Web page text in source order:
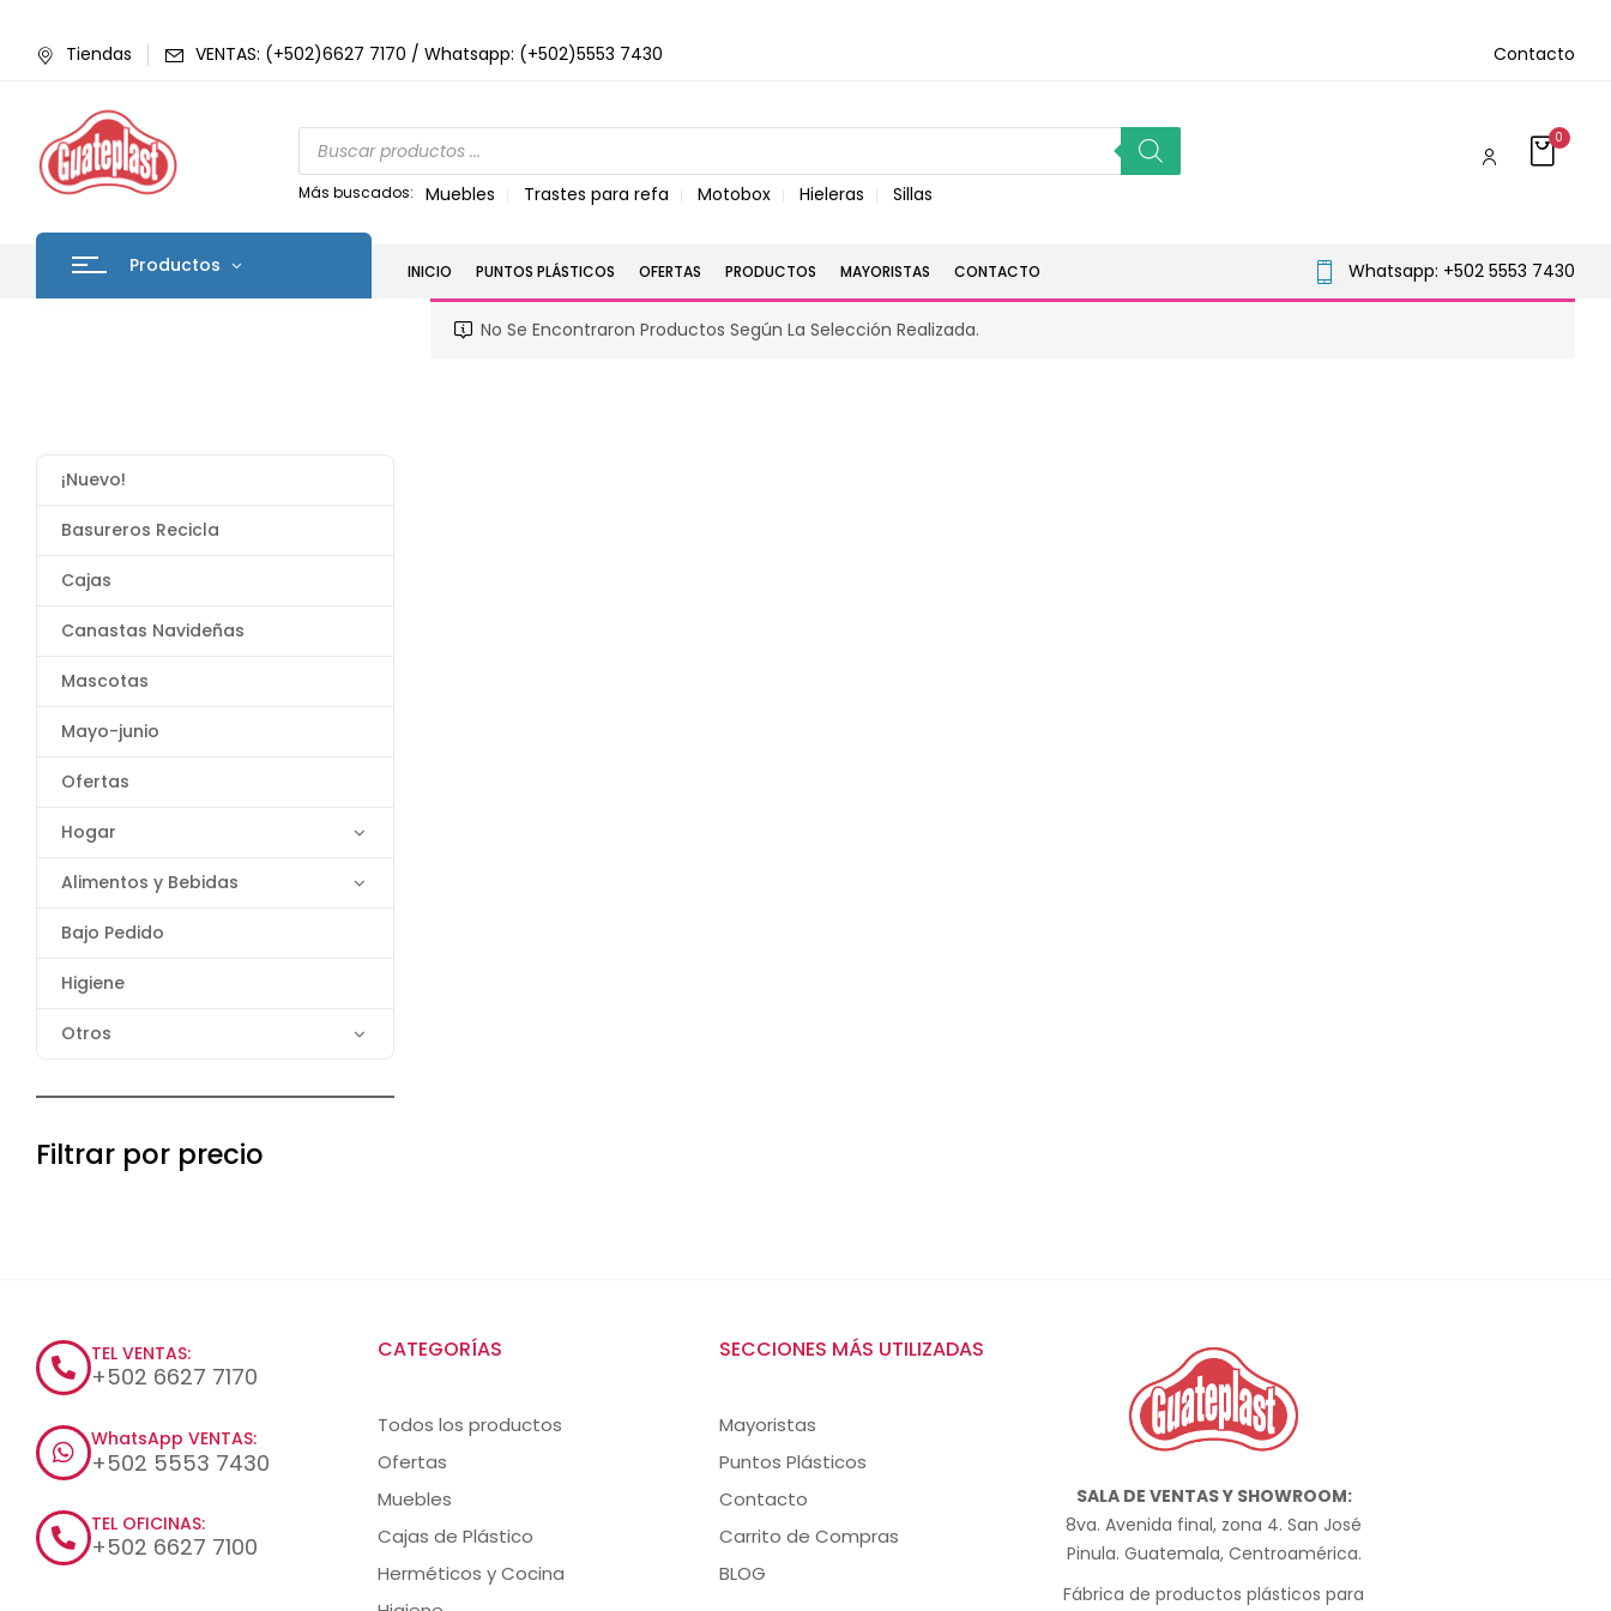
Tiendas VENTAS: (+502)6627 7170 / Whatsapp: (+502)5553 7430 Contacto
Más buscados: Muebles Trastes para refa Motobox Hieleras Sillas
0
Productos INICIO PUNTOS PLÁSTICOS OFERTAS PRODUCTOS MAYORISTAS CONTACTO Whatsapp: +502 5553 7430
¡Nuevo!
Basureros Recicla
Cajas
Canastas Navideñas
Mascotas
Mayo-junio
Ofertas
Hogar
Alimentos y Bebidas
Bajo Pedido
Higiene
Otros
Filtrar por precio
No Se Encontraron Productos Según La Selección Realizada.
TEL VENTAS:
+502 6627 7170
WhatsApp VENTAS:
+502 5553 7430
TEL OFICINAS:
+502 6627 7100
CATEGORÍAS
Todos los productos
Ofertas
Muebles
Cajas de Plástico
Herméticos y Cocina
SECCIONES MÁS UTILIZADAS
Mayoristas
Puntos Plásticos
Contacto
Carrito de Compras
BLOG
SALA DE VENTAS Y SHOWROOM:
8va. Avenida final, zona 4. San José
Pinula. Guatemala, Centroamérica.
Fábrica de productos plásticos para